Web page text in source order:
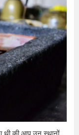
थी की आप उन स्थानों